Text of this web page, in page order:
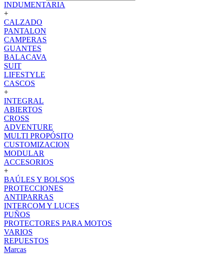
INDUMENTARIA
+
CALZADO
PANTALON
CAMPERAS
GUANTES
BALACAVA
SUIT
LIFESTYLE
CASCOS
+
INTEGRAL
ABIERTOS
CROSS
ADVENTURE
MULTI PROPÓSITO
CUSTOMIZACION
MODULAR
ACCESORIOS
+
BAÚLES Y BOLSOS
PROTECCIONES
ANTIPARRAS
INTERCOM Y LUCES
PUÑOS
PROTECTORES PARA MOTOS
VARIOS
REPUESTOS
Marcas